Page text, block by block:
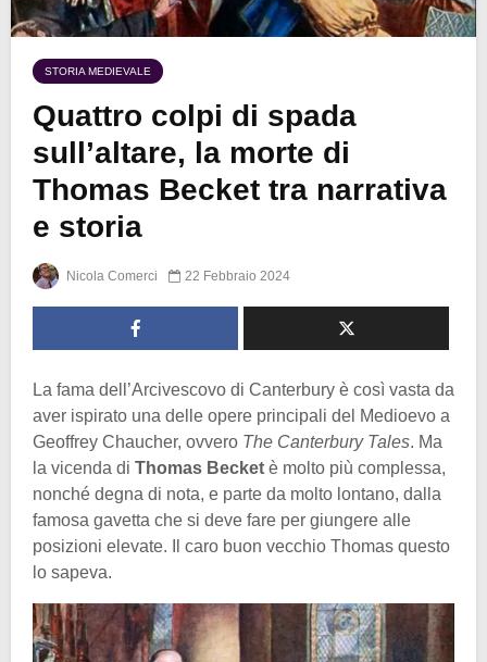
STORIA MEDIEVALE
Quattro colpi di spada
sull’altare, la morte di
Thomas Becket tra narrativa
e storia
Nicola Comerci 22 Febbraio 2024
La fama dell’Arcivescovo di Canterbury è così vasta da
aver ispirato una delle opere principali del Medioevo a
Geoffrey Chaucher, ovvero The Canterbury Tales. Ma
la vicenda di Thomas Becket è molto più complessa,
nonché degna di nota, e parte da molto lontano, dalla
famosa gavetta che si deve fare per giungere alle
posizioni elevate. Il caro buon vecchio Thomas questo
lo sapeva.